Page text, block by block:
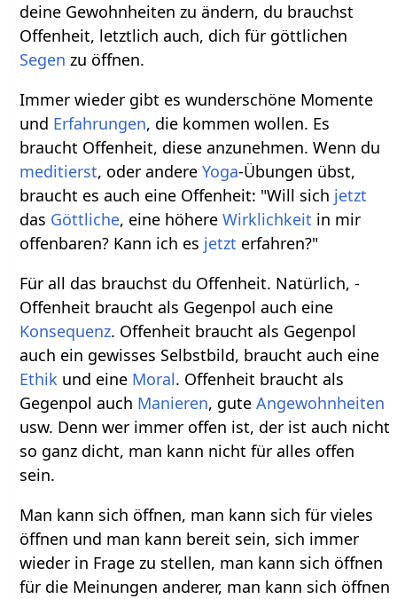
deine Gewohnheiten zu ändern, du brauchst
Offenheit, letztlich auch, dich für göttlichen
Segen zu öffnen.
Immer wieder gibt es wunderschöne Momente
und Erfahrungen, die kommen wollen. Es
braucht Offenheit, diese anzunehmen. Wenn du
meditierst, oder andereYoga-Übungen übst,
braucht es auch eine Offenheit: "Will sich jetzt
das Göttliche, eine höhereWirklichkeit in mir
offenbaren? Kann ich es jetzt erfahren?"
Für all das brauchst du Offenheit. Natürlich, -
Offenheit braucht als Gegenpol auch eine
Konsequenz. Offenheit braucht als Gegenpol
auch ein gewisses Selbstbild, braucht auch eine
Ethik und eine Moral. Offenheit braucht als
Gegenpol auch Manieren, guteAngewohnheiten
usw. Denn wer immer offen ist, der ist auch nicht
so ganz dicht, man kann nicht für alles offen
sein.
Man kann sich öffnen, man kann sich für vieles
öffnen und man kann bereit sein, sich immer
wieder in Frage zu stellen, man kann sich öffnen
für die Meinungen anderer, man kann sich öffnen